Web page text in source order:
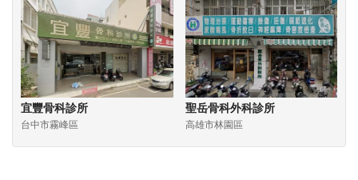
宜豐骨科診所
台中市霧峰區
聖岳骨科外科診所
高雄市林園區